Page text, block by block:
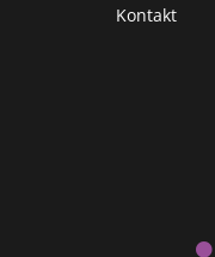
Kontakt